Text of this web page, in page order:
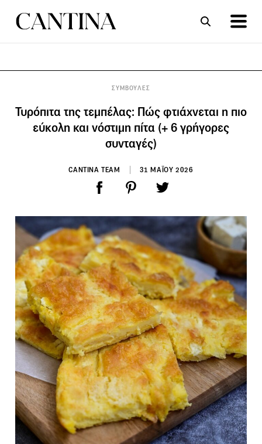
ΣΥΜΒΟΥΛΕΣ
Τυρόπιτα της τεμπέλας: Πώς φτιάχνεται η πιο
εύκολη και νόστιμη πίτα (+ 6 γρήγορες
συνταγές)
CANTINA TEAM 31 ΜΑΪΟΥ 2026